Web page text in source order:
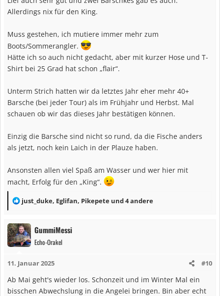
Allerdings nix für den King.
Muss gestehen, ich mutiere immer mehr zum
Boots/Sommerangler.
Hätte ich so auch nicht gedacht, aber mit kurzer Hose und T-
Shirt bei 25 Grad hat schon „flair“.
Unterm Strich hatten wir da letztes Jahr eher mehr 40+
Barsche (bei jeder Tour) als im Frühjahr und Herbst. Mal
schauen ob wir das dieses Jahr bestätigen können.
Einzig die Barsche sind nicht so rund, da die Fische anders
als jetzt, noch kein Laich in der Plauze haben.
Ansonsten allen viel Spaß am Wasser und wer hier mit
macht, Erfolg für den „King“.
R
a
k
t
o
n
just_duke, Eglifan, Pikepete und 4 andere
GummiMessi
Echo-Orakel
11. Januar 2025 #10
Ab Mai geht's wieder los. Schonzeit und im Winter Mal ein
bisschen Abwechslung in die Angelei bringen. Bin aber echt